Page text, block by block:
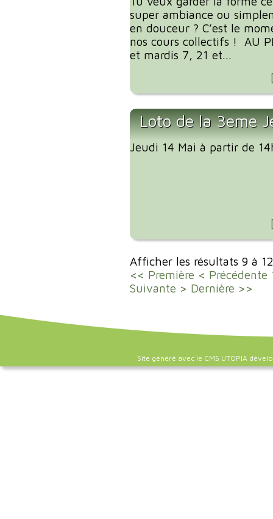
super ambiance ou
en douceur ? C’est le
nos cours collectifs ! AU
et mardis 7, 21 et...
Loto de la 3eme
Jeudi 14 Mai à partir de
Afficher les résultats 9 à
<< Première < Précédente
Suivante > Dernière >>
Site généré avec le CMS UTOPIA